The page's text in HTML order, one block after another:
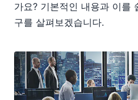
가요? 기본적인 내용과 이를
구를 살펴보겠습니다.